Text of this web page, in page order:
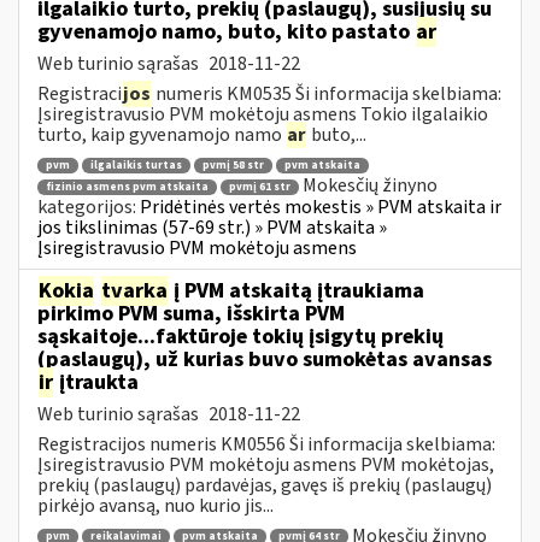
ilgalaikio turto, prekių (paslaugų), susijusių su
gyvenamojo namo, buto, kito pastato ar
Web turinio sąrašas 2018-11-22
Registracijos numeris KM0535 Ši informacija skelbiama:
Įsiregistravusio PVM mokėtoju asmens Tokio ilgalaikio
turto, kaip gyvenamojo namo ar buto,...
pvm ilgalaikis turtas pvmį 58 str
pvm atskaita
fizinio asmens pvm atskaita
pvmį 61 str
Mokesčių žinyno
kategorijos: Pridėtinės vertės mokestis » PVM atskaita ir
jos tikslinimas (57-69 str.) » PVM atskaita »
Įsiregistravusio PVM mokėtoju asmens
Kokia tvarka į PVM atskaitą įtraukiama
pirkimo PVM suma, išskirta PVM
sąskaitoje...faktūroje tokių įsigytų prekių
(paslaugų), už kurias buvo sumokėtas avansas
ir įtraukta
Web turinio sąrašas 2018-11-22
Registracijos numeris KM0556 Ši informacija skelbiama:
Įsiregistravusio PVM mokėtoju asmens PVM mokėtojas,
prekių (paslaugų) pardavėjas, gavęs iš prekių (paslaugų)
pirkėjo avansą, nuo kurio jis...
pvm reikalavimai pvm atskaita pvmį 64 str Mokesčių žinyno